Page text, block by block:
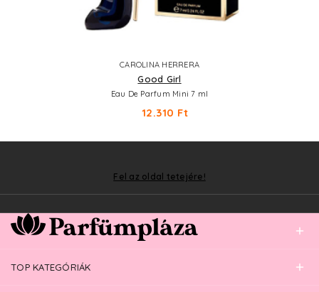
CAROLINA HERRERA
Good Girl
Eau De Parfum Mini 7 ml
12.310 Ft
Fel az oldal tetejére!
TOP KATEGÓRIÁK